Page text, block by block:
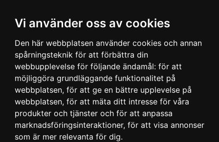
Vi använder oss av cookies
Den här webbplatsen använder cookies och annan
spårningsteknik för att förbättra din
webbupplevelse för följande ändamål: för att
möjliggöra grundläggande funktionalitet på
webbplatsen, för att ge en bättre upplevelse på
webbplatsen, för att mäta ditt intresse för våra
produkter och tjänster och för att anpassa
marknadsföringsinteraktioner, för att visa annonser
som är mer relevanta för dig.